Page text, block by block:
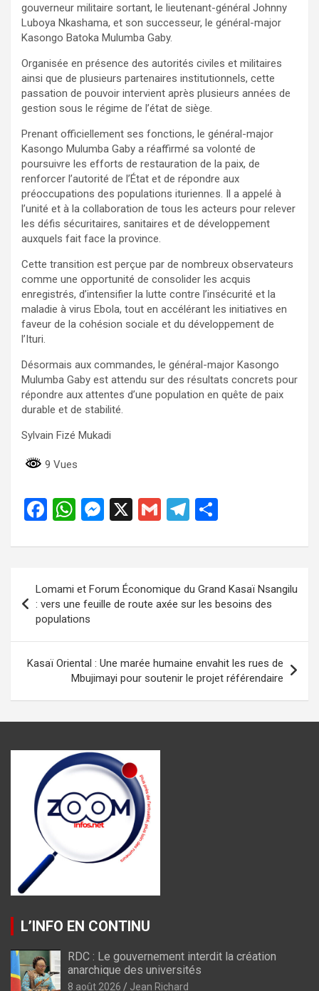
gouverneur militaire sortant, le lieutenant-général Johnny
Luboya Nkashama, et son successeur, le général-major
Kasongo Batoka Mulumba Gaby.
Organisée en présence des autorités civiles et militaires
ainsi que de plusieurs partenaires institutionnels, cette
passation de pouvoir intervient après plusieurs années de
gestion sous le régime de l’état de siège.
Prenant officiellement ses fonctions, le général-major
Kasongo Mulumba Gaby a réaffirmé sa volonté de
poursuivre les efforts de restauration de la paix, de
renforcer l’autorité de l’État et de répondre aux
préoccupations des populations ituriennes. Il a appelé à
l’unité et à la collaboration de tous les acteurs pour relever
les défis sécuritaires, sanitaires et de développement
auxquels fait face la province.
Cette transition est perçue par de nombreux observateurs
comme une opportunité de consolider les acquis
enregistrés, d’intensifier la lutte contre l’insécurité et la
maladie à virus Ebola, tout en accélérant les initiatives en
faveur de la cohésion sociale et du développement de
l’Ituri.
Désormais aux commandes, le général-major Kasongo
Mulumba Gaby est attendu sur des résultats concrets pour
répondre aux attentes d’une population en quête de paix
durable et de stabilité.
Sylvain Fizé Mukadi
9 Vues
F
ce
o
o
k
W
at
A
p
p
M
se
g
X
G
ail
T
e
gr
a
ta
g
er
de
l’article
Lomami et Forum Économique du Grand Kasaï Nsangilu
: vers une feuille de route axée sur les besoins des
populations
Kasaï Oriental : Une marée humaine envahit les rues de
Mbujimayi pour soutenir le projet référendaire
L’INFO EN CONTINU
RDC : Le gouvernement interdit la création
anarchique des universités
8 août 2026 Jean Richard